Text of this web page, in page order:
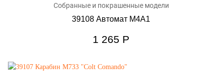
Собранные и покрашенные модели
39108 Автомат M4A1
1 265 Р